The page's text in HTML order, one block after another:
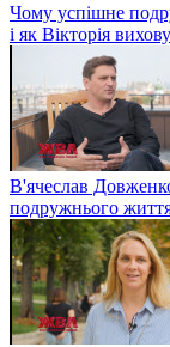
Чому успішне
і як Вікторія
В'ячеслав
подружнього